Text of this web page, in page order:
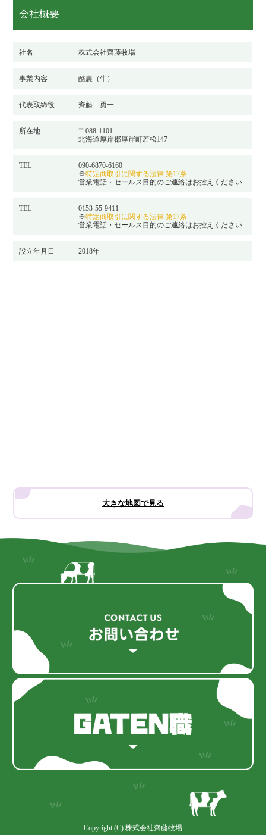
会社概要
社名 株式会社齊藤牧場
事業内容 酪農（牛）
代表取締役 齊藤 勇一
所在地
〒088-1101
北海道厚岸郡厚岸町若松147
TEL
090-6870-6160
※特定商取引に関する法律 第17条
営業電話・セールス目的のご連絡はお控えください
TEL
0153-55-9411
※特定商取引に関する法律 第17条
営業電話・セールス目的のご連絡はお控えください
設立年月日 2018年
大きな地図で見る
Copyright (C) 株式会社齊藤牧場